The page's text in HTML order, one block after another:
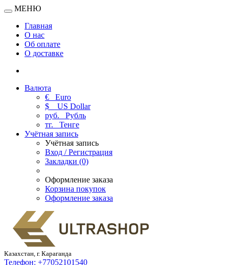
МЕНЮ
Главная
О нас
Об оплате
О доставке
Валюта
€ Euro
$
US Dollar
руб. Рубль
тг. Тенге
Учётная запись
Учётная запись
Вход / Регистрация
Закладки (0)
Оформление заказа
Корзина покупок
Оформление заказа
Казахстан, г. Караганда
Телефон: +77052101540